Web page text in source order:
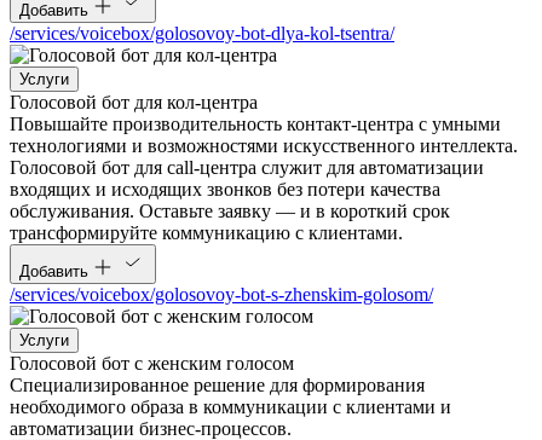
Добавить
/services/voicebox/golosovoy-bot-dlya-kol-tsentra/
Услуги
Голосовой бот для кол-центра
Повышайте производительность контакт-центра с умными
технологиями и возможностями искусственного интеллекта.
Голосовой бот для call-центра служит для автоматизации
входящих и исходящих звонков без потери качества
обслуживания. Оставьте заявку — и в короткий срок
трансформируйте коммуникацию с клиентами.
Добавить
/services/voicebox/golosovoy-bot-s-zhenskim-golosom/
Услуги
Голосовой бот с женским голосом
Специализированное решение для формирования
необходимого образа в коммуникации с клиентами и
автоматизации бизнес-процессов.